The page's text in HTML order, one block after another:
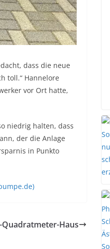
dass die neue
toll.“ Hannelore
vor Ort hatte,
niedrig halten, dass
der die Anlage
in Punkto
Haus